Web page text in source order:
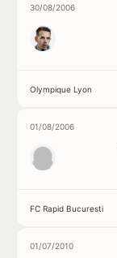
30/08/2006
Olympique Lyon
01/08/2006
FC Rapid Bucuresti
01/07/2010